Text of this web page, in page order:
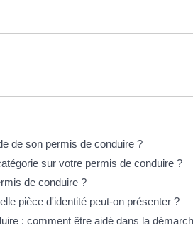
de son permis de conduire ?
sur votre permis de conduire ?
de conduire ?
pièce d'identité peut-on présenter ?
: comment être aidé dans la